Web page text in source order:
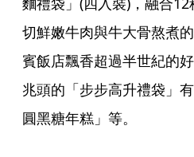
切鮮嫩牛肉與牛大骨熬煮
賓飯店飄香超過半世紀的
兆頭的「步步高升禮袋」
圓黑糖年糕」等。